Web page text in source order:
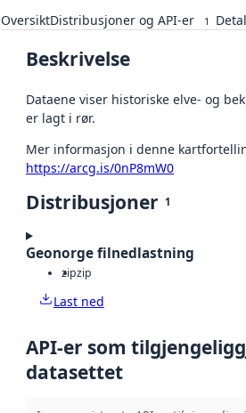
OversiktDistribusjoner og API-er 1
Beskrivelse
Dataene viser historiske elve- og
er lagt i rør.
Mer informasjon i denne
https://arcg.is/0nP8mW0
Distribusjoner 1
Geonorge filnedlastning
zipzip
Last ned
API-er som
datasettet